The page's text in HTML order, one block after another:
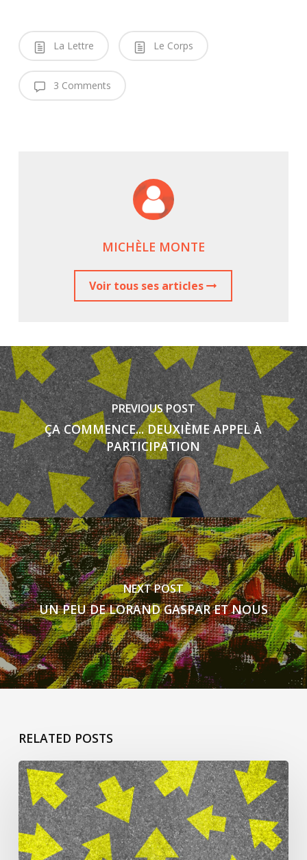
La Lettre Le Corps
3 Comments
MICHÈLE MONTE
Voir tous ses articles
PREVIOUS POST
ÇA COMMENCE... DEUXIÈME APPEL À
PARTICIPATION
NEXT POST
UN PEU DE LORAND GASPAR ET NOUS
RELATED POSTS
ça
commence
pour
Jacqueline
L’h